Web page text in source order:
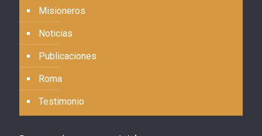
Misioneros
Noticias
Publicaciones
Roma
Testimonio